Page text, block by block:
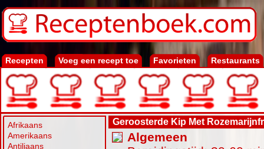
Recepten Voeg een recept toe Favorieten Restaurants
Afrikaans
Amerikaans
Antiliaans
Geroosterde Kip Met
Algemeen